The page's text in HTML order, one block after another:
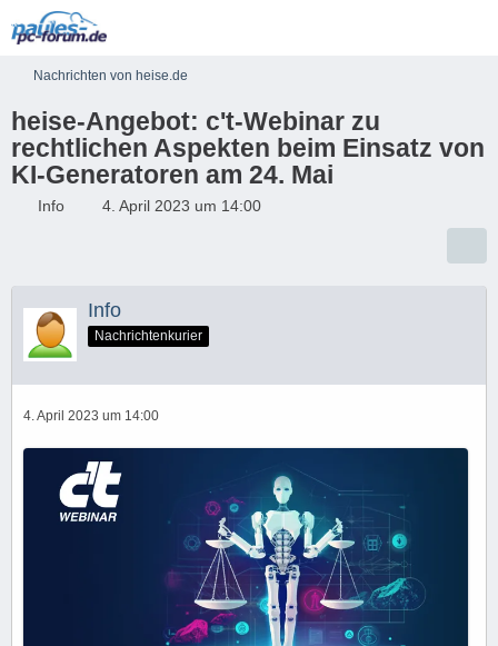
Nachrichten von heise.de
heise-Angebot: c't-Webinar zu
rechtlichen Aspekten beim Einsatz von
KI-Generatoren am 24. Mai
Info 4. April 2023 um 14:00
Info
Nachrichtenkurier
4. April 2023 um 14:00